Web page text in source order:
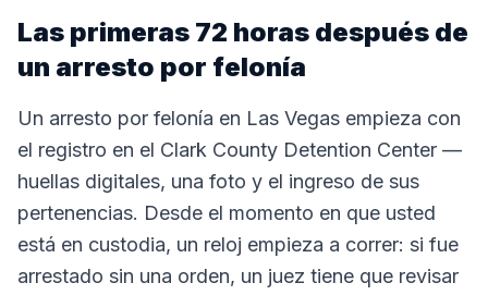
Las primeras 72 horas después de
un arresto por felonía
Un arresto por felonía en Las Vegas empieza con
el registro en el Clark County Detention Center —
huellas digitales, una foto y el ingreso de sus
pertenencias. Desde el momento en que usted
está en custodia, un reloj empieza a correr: si fue
arrestado sin una orden, un juez tiene que revisar